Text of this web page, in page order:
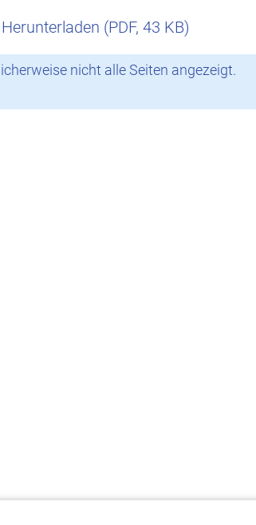
(PDF, 43 KB)
nicht alle Seiten angezeigt.